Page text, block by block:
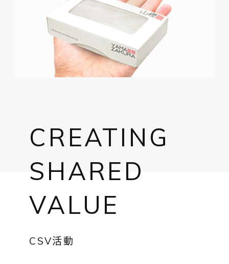
CREATING
SHARED
VALUE
CSV活動